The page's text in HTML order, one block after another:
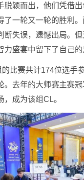
脱颖而出，他们凭借
了一轮又一轮的胜利
断失误，遗憾出局。但
力盛宴中留下了自己的
的比赛共计174位选手
。去年的大师赛主赛
，成为该组CL。